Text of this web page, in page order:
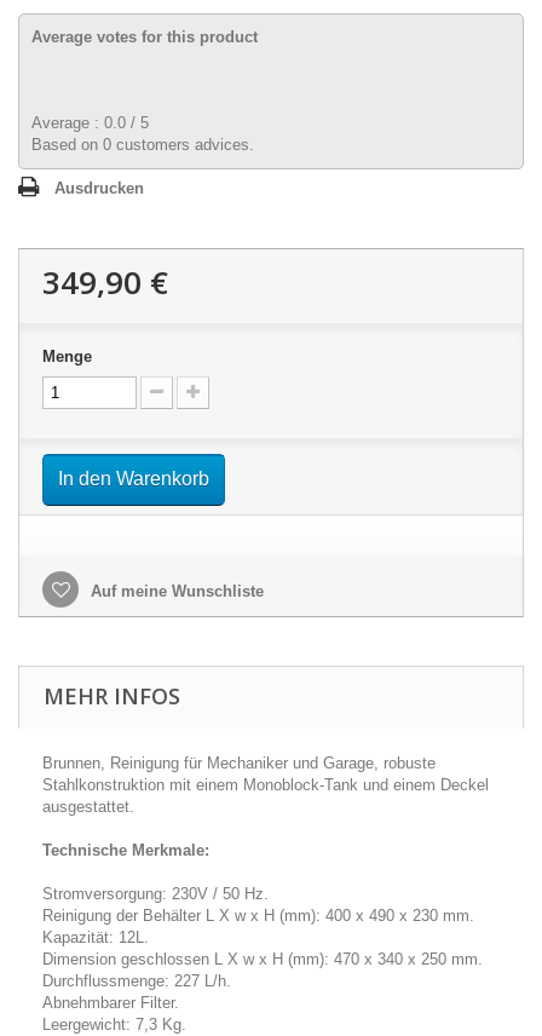
Average votes for this product
Average : 0.0 / 5
Based on 0 customers advices.
Ausdrucken
349,90 €
Menge
In den Warenkorb
Auf meine Wunschliste
MEHR INFOS
Brunnen, Reinigung für Mechaniker und Garage, robuste
Stahlkonstruktion mit einem Monoblock-Tank und einem Deckel
ausgestattet.
Technische Merkmale:
Stromversorgung: 230V / 50 Hz.
Reinigung der Behälter L X w x H (mm): 400 x 490 x 230 mm.
Kapazität: 12L.
Dimension geschlossen L X w x H (mm): 470 x 340 x 250 mm.
Durchflussmenge: 227 L/h.
Abnehmbarer Filter.
Leergewicht: 7,3 Kg.